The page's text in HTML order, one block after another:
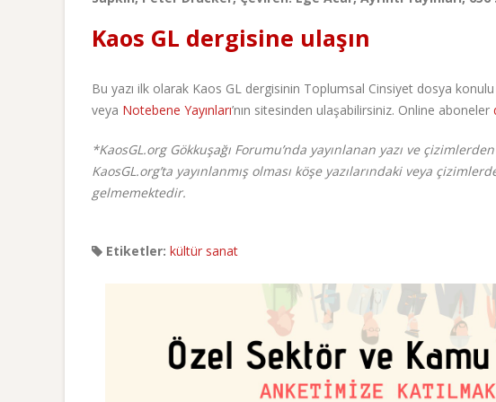
Kaos GL dergisine ulaşın
Bu yazı ilk olarak Kaos GL dergisinin Toplumsal Cinsiyet dosya konulu
veya Notebene Yayınları’nın sitesinden ulaşabilirsiniz. Online aboneler
*KaosGL.org Gökkuşağı Forumu’nda yayınlanan yazı ve
KaosGL.org’ta yayınlanmış olması köşe yazılarındaki veya
gelmemektedir.
Etiketler: kültür sanat